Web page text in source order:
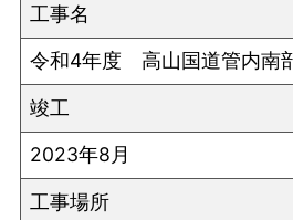
工事名
令和4年度 高山国道管内南
竣工
2023年8月
工事場所